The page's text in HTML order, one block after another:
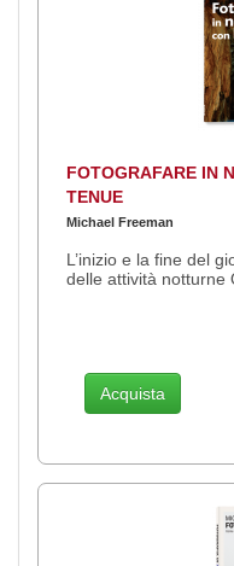
FOTOGRAFARE IN
TENUE
Michael Freeman
L’inizio e la fine del
delle attività notturne
Acquista